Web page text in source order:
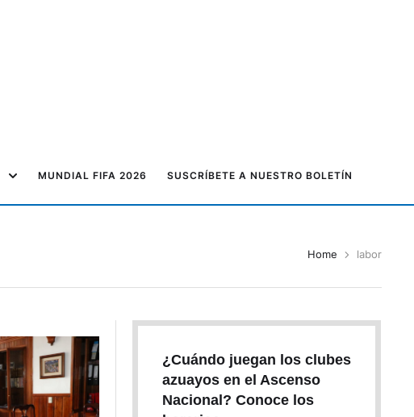
MUNDIAL FIFA 2026 SUSCRÍBETE A NUESTRO BOLETÍN
Home labor
¿Cuándo juegan los clubes
azuayos en el Ascenso
Nacional? Conoce los